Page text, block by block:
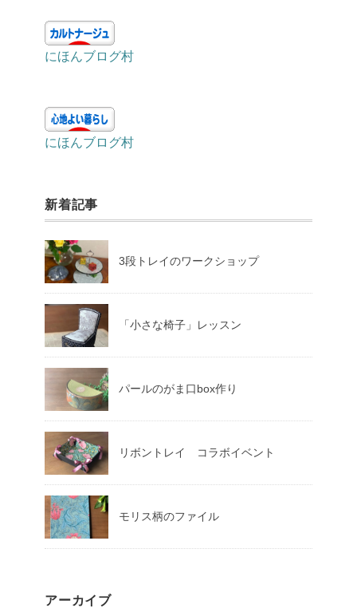
a
gr
a
にほんブログ村
にほんブログ村
新着記事
3段トレイのワークショップ
「小さな椅子」レッスン
パールのがま口box作り
リボントレイ コラボイベント
モリス柄のファイル
アーカイブ